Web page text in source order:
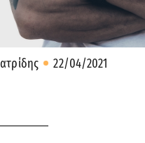
22/04/2021